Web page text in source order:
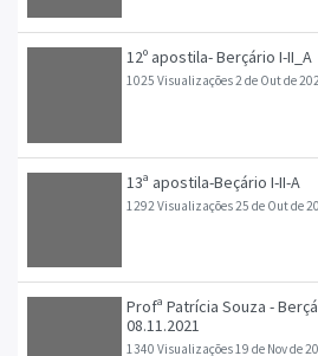
12º apostila- Berçário I-II_A
1025 Visualizações2 de Out de
13ª apostila-Beçário I-II-A
1292 Visualizações25 de Out de
Profª Patrícia Souza -
08.11.2021
1340 Visualizações19 de Nov de